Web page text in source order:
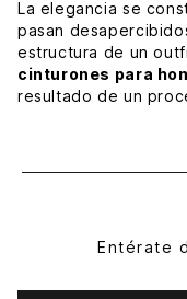
La elegancia se
pasan
estructura de un
cinturones para
resultado de un
La verdadera
Entérate